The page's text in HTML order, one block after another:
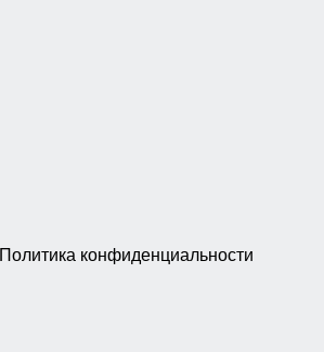
Политика конфиденциальности